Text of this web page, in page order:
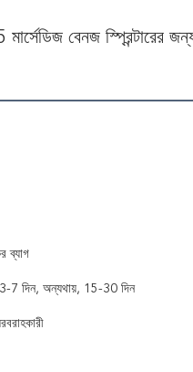
বেনজ
ব্যাগ
7 দিন, অন্যথায়, 15-30 দিন